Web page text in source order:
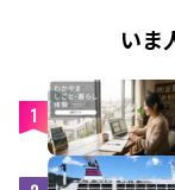
いま
1